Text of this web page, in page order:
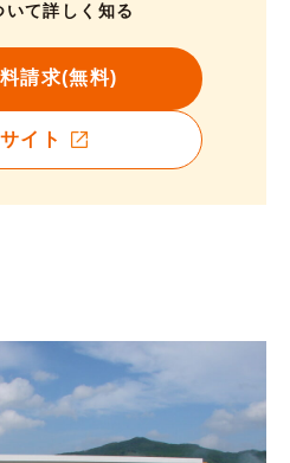
いて詳しく知る
請求(無料)
イト